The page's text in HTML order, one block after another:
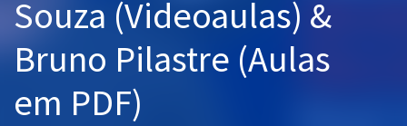
Aprovados
Souza (Videoaulas) &
Bruno Pilastre (Aulas
em PDF)